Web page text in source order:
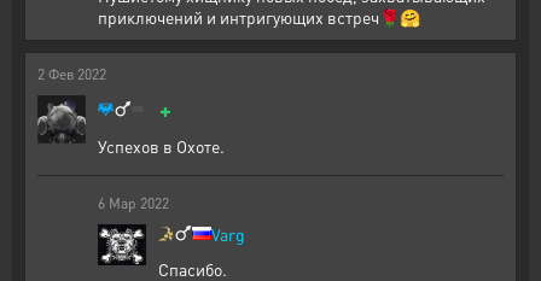
приключений и интригующих встреч🌹🤗
2 Фев 2022
+
Успехов в Охоте.
6 Мар 2022
Varg
Спасибо.